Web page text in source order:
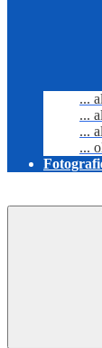
...
...
...
...